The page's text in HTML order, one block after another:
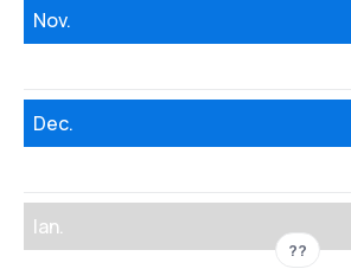
Nov.
Dec.
Ian.
??